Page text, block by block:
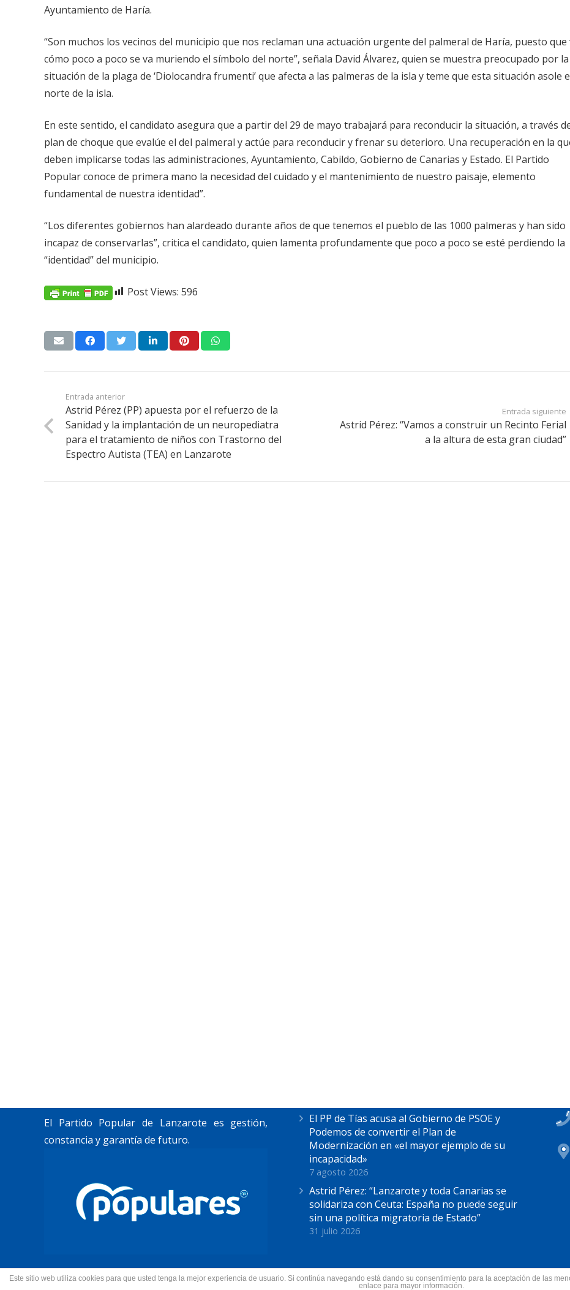
Ayuntamiento de Haría.
“Son muchos los vecinos del municipio que nos reclaman una actuación urgente del palmeral de Haría, puesto que
cómo poco a poco se va muriendo el símbolo del norte”, señala David Álvarez, quien se muestra preocupado por la
situación de la plaga de ‘Diolocandra frumenti’ que afecta a las palmeras de la isla y teme que esta situación asole
norte de la isla.
En este sentido, el candidato asegura que a partir del 29 de mayo trabajará para reconducir la situación, a través
plan de choque que evalúe el del palmeral y actúe para reconducir y frenar su deterioro. Una recuperación en la
deben implicarse todas las administraciones, Ayuntamiento, Cabildo, Gobierno de Canarias y Estado. El Partido
Popular conoce de primera mano la necesidad del cuidado y el mantenimiento de nuestro paisaje, elemento
fundamental de nuestra identidad”.
“Los diferentes gobiernos han alardeado durante años de que tenemos el pueblo de las 1000 palmeras y han sido
incapaz de conservarlas”, critica el candidato, quien lamenta profundamente que poco a poco se esté perdiendo la
“identidad” del municipio.
Post Views: 596
Entrada anterior
Astrid Pérez (PP) apuesta por el refuerzo de la
Sanidad y la implantación de un neuropediatra
para el tratamiento de niños con Trastorno del
Espectro Autista (TEA) en Lanzarote
Entrada siguiente
Astrid Pérez: “Vamos a construir un Recinto Ferial
a la altura de esta gran ciudad”
El Partido Popular de Lanzarote es gestión,
constancia y garantía de futuro.
El PP de Tías acusa al Gobierno de PSOE y
Podemos de convertir el Plan de
Modernización en «el mayor ejemplo de su
incapacidad»
7 agosto 2026
Astrid Pérez: “Lanzarote y toda Canarias se
solidariza con Ceuta: España no puede seguir
sin una política migratoria de Estado”
31 julio 2026
© 2022 Partido Popular de Lanzarote.
Este sitio web utiliza cookies para que usted tenga la mejor experiencia de usuario. Si continúa navegando está dando su consentimiento para la aceptación de las
enlace para mayor información.